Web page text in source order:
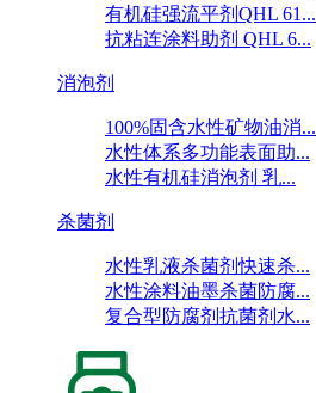
有机硅强流平剂QHL 61...
抗粘连涂料助剂 QHL 6...
消泡剂
100%固含水性矿物油消...
水性体系多功能表面助...
水性有机硅消泡剂 乳...
杀菌剂
水性乳液杀菌剂快速杀...
水性涂料油墨杀菌防腐...
复合型防腐剂抗菌剂水...